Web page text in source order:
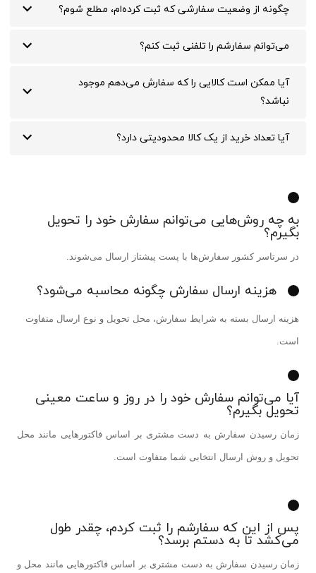
چگونه از وضعیت سفارشی که ثبت کرده‏‌ام، مطلع شوم؟
می‏‌توانم سفارشم را تلفنی ثبت کنم؟
آیا ممکن است کالایی را که سفارش می‏‌دهم موجود
نباشد؟
آیا تعداد خرید از یک ‌کالا محدودیتی دارد؟
به چه روش‌هایی می‌توانم سفارش خود را تحویل
بگیرم؟
در سرتاسر کشور سفارش‌‏ها با پست پیشتاز ارسال می‌‏شوند.
هزینه ارسال سفارش چگونه محاسبه می‌شود؟
هزینه‏ ارسال بسته به شرایط سفارش، محل تحویل و نوع ارسال متفاوت
است.
آیا می‏‌توانم سفارش خود را در روز و ساعت معینی
تحویل بگیرم؟
زمان رسیدن سفارش به دست مشتری بر اساس فاکتورهایی مانند محل
تحویل و روش ارسال انتخابی شما متفاوت است.
پس از این که سفارشم را ثبت کردم، چقدر طول
می‌‏کشد تا به دستم برسد؟
زمان رسیدن سفارش به دست مشتری بر اساس فاکتورهایی مانند محل و